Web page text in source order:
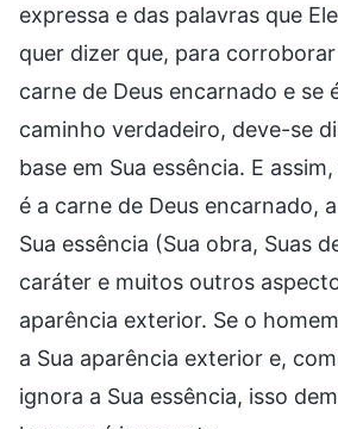
expressa e das palavras que
quer dizer que, para
carne de Deus encarnado e se
caminho verdadeiro, deve-se
base em Sua essência. E
é a carne de Deus encarnado,
Sua essência (Sua obra, Suas
caráter e muitos outros
aparência exterior. Se o
a Sua aparência exterior e,
ignora a Sua essência, isso